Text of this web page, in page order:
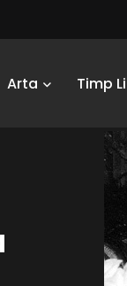
Arta Timp